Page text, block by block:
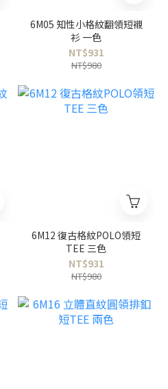
6M05 知性小格紋翻領短襯
衫 一色
NT$931
NT$980
6M12 復古格紋POLO領短
TEE 三色
NT$931
NT$980